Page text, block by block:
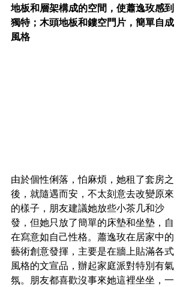
地板和層架構成的空間，使蕭逸玫感到
獨特；木頭地板和鏤空門片，簡單自成
風格
由於個性俐落，怕麻煩，她租了套房之
後，就隨遇而安，不太刻意去改變原來
的樣子，朋友建議她放些小茶几和沙
發，但她只放了簡單的床墊和坐墊，自
在寫意如自己性格。蕭逸玫在居家中的
藝術創意發揮，主要是在牆上貼滿各式
風格的文宣品，辦起家庭派對特別有氣
氛。朋友都喜歡沒事來她這裡坐坐，一